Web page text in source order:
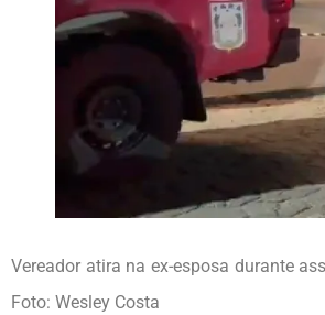
Vereador atira na ex-esposa durante
Foto: Wesley Costa